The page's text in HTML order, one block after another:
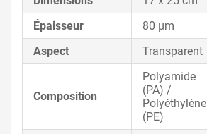
Épaisseur
80 µm
Aspect
Transparent
Composition
Polyamide
(PA) /
Polyéthylène
(PE)